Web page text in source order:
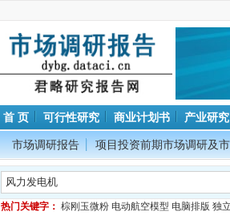
首 页 可行性研究 商业计划书 产业研究
市场调研报告 项目投资前期市场调研及
热门关键字： 棕刚玉微粉 电动航空模型 电脑排版 独